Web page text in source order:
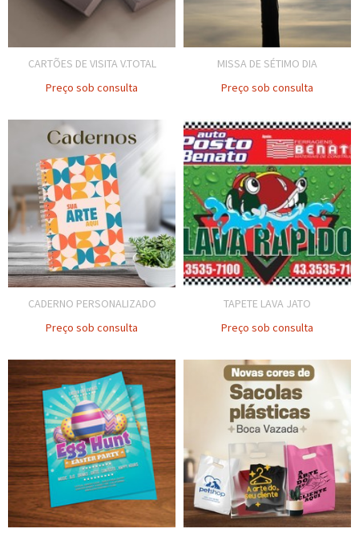
CARTÕES DE VISITA V.TOTAL
Preço sob consulta
MISSA DE SÉTIMO DIA
Preço sob consulta
CADERNO PERSONALIZADO
Preço sob consulta
TAPETE LAVA JATO
Preço sob consulta